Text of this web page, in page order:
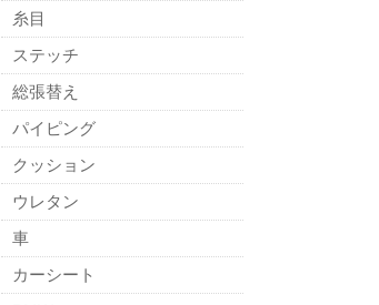
糸目
ステッチ
総張替え
パイピング
クッション
ウレタン
車
カーシート